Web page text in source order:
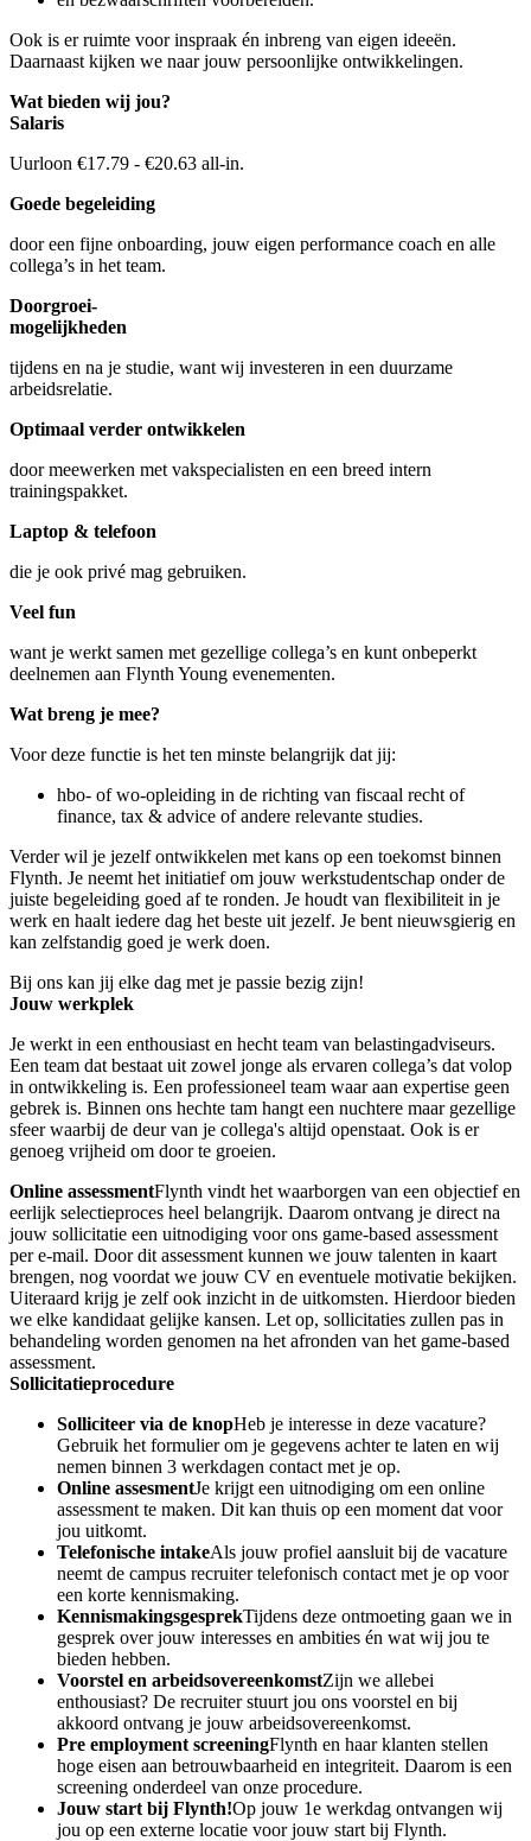
Ook is er ruimte voor inspraak én inbreng van eigen ideeën.
Daarnaast kijken we naar jouw persoonlijke ontwikkelingen.
Wat bieden wij jou?
Salaris
Uurloon €17.79 - €20.63 all-in.
Goede begeleiding
door een fijne onboarding, jouw eigen performance coach en alle
collega’s in het team.
Doorgroei-
mogelijkheden
tijdens en na je studie, want wij investeren in een duurzame
arbeidsrelatie.
Optimaal verder ontwikkelen
door meewerken met vakspecialisten en een breed intern
trainingspakket.
Laptop & telefoon
die je ook privé mag gebruiken.
Veel fun
want je werkt samen met gezellige collega’s en kunt onbeperkt
deelnemen aan Flynth Young evenementen.
Wat breng je mee?
Voor deze functie is het ten minste belangrijk dat jij:
hbo- of wo-opleiding in de richting van fiscaal recht of
finance, tax & advice of andere relevante studies.
Verder wil je jezelf ontwikkelen met kans op een toekomst binnen
Flynth. Je neemt het initiatief om jouw werkstudentschap onder de
juiste begeleiding goed af te ronden. Je houdt van flexibiliteit in je
werk en haalt iedere dag het beste uit jezelf. Je bent nieuwsgierig en
kan zelfstandig goed je werk doen.
Bij ons kan jij elke dag met je passie bezig zijn!
Jouw werkplek
Je werkt in een enthousiast en hecht team van belastingadviseurs.
Een team dat bestaat uit zowel jonge als ervaren collega’s dat volop
in ontwikkeling is. Een professioneel team waar aan expertise geen
gebrek is. Binnen ons hechte tam hangt een nuchtere maar gezellige
sfeer waarbij de deur van je collega's altijd openstaat. Ook is er
genoeg vrijheid om door te groeien.
Online assessmentFlynth vindt het waarborgen van een objectief en
eerlijk selectieproces heel belangrijk. Daarom ontvang je direct na
jouw sollicitatie een uitnodiging voor ons game-based assessment
per e-mail. Door dit assessment kunnen we jouw talenten in kaart
brengen, nog voordat we jouw CV en eventuele motivatie bekijken.
Uiteraard krijg je zelf ook inzicht in de uitkomsten. Hierdoor bieden
we elke kandidaat gelijke kansen. Let op, sollicitaties zullen pas in
behandeling worden genomen na het afronden van het game-based
assessment.
Sollicitatieprocedure
Solliciteer via de knopHeb je interesse in deze vacature?
Gebruik het formulier om je gegevens achter te laten en wij
nemen binnen 3 werkdagen contact met je op.
Online assesmentJe krijgt een uitnodiging om een online
assessment te maken. Dit kan thuis op een moment dat voor
jou uitkomt.
Telefonische intakeAls jouw profiel aansluit bij de vacature
neemt de campus recruiter telefonisch contact met je op voor
een korte kennismaking.
KennismakingsgesprekTijdens deze ontmoeting gaan we in
gesprek over jouw interesses en ambities én wat wij jou te
bieden hebben.
Voorstel en arbeidsovereenkomstZijn we allebei
enthousiast? De recruiter stuurt jou ons voorstel en bij
akkoord ontvang je jouw arbeidsovereenkomst.
Pre employment screeningFlynth en haar klanten stellen
hoge eisen aan betrouwbaarheid en integriteit. Daarom is een
screening onderdeel van onze procedure.
Jouw start bij Flynth!Op jouw 1e werkdag ontvangen wij
jou op een externe locatie voor jouw start bij Flynth.